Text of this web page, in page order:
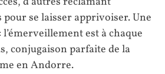
pour se laisser apprivoiser. Une
est à chaque
conjugaison parfaite de la
en Andorre.